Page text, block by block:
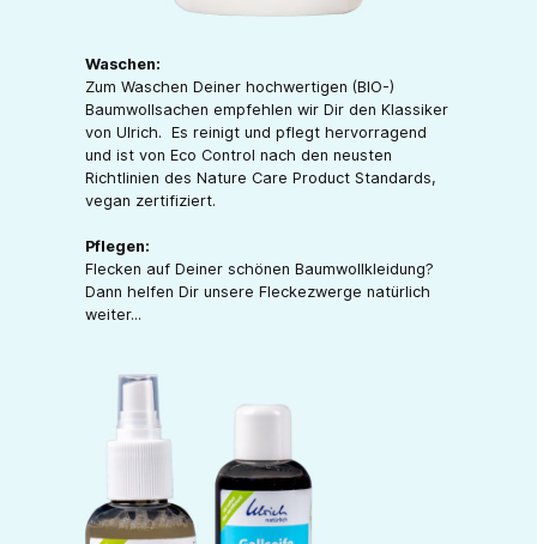
Waschen:
Zum Waschen Deiner hochwertigen (BIO-)
Baumwollsachen empfehlen wir Dir den Klassiker
von Ulrich. Es reinigt und pflegt hervorragend
und ist von Eco Control nach den neusten
Richtlinien des Nature Care Product Standards,
vegan zertifiziert.
Pflegen:
Flecken auf Deiner schönen Baumwollkleidung?
Dann helfen Dir unsere Fleckezwerge natürlich
weiter...